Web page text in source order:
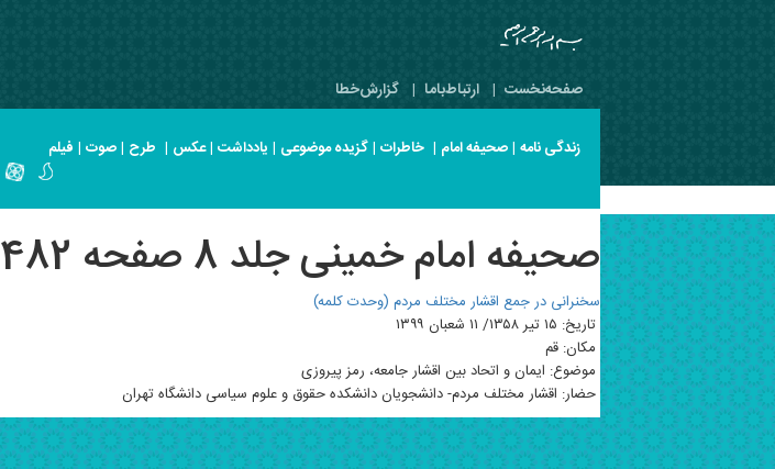
صفحه‌نخست | ارتباط‌با‌ما | گزارش‌خطا
زندگی نامه |صحیفه امام | خاطرات |گزیده موضوعی | یادداشت |عکس | طرح |صوت | فیلم
صحیفه امام خمینی جلد 8 صفحه 482
سخنرانی در جمع اقشار مختلف مردم (وحدت کلمه)
تاریخ: ۱۵ تیر ۱۳۵۸/ ۱۱ شعبان ۱۳۹۹
مکان: قم
موضوع: ایمان و اتحاد بین اقشار جامعه، رمز پیروزی
حضار: اقشار مختلف مردم- دانشجویان دانشکده حقوق و علوم سیاسی دانشگاه تهران‌